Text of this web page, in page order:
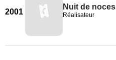
2001
Nuit de noces
Réalisateur